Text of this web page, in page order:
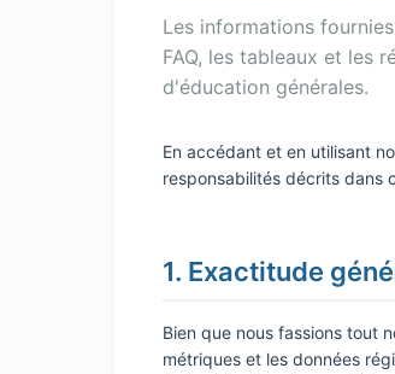
Les informations
FAQ, les tableaux et les
d'éducation générales.
En accédant et en utilisant
responsabilités décrits dans
1. Exactitude
Bien que nous fassions tout
métriques et les données